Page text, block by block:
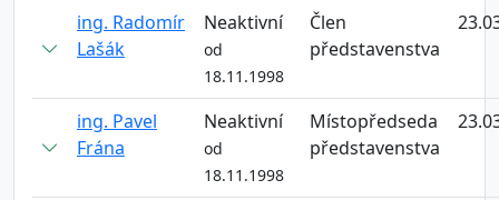
ing. Radomír
Lašák
Neaktivní
od
18.11.1998
Člen
představenstva
ing. Pavel
Frána
Neaktivní
od
18.11.1998
Místopředseda
představenstva